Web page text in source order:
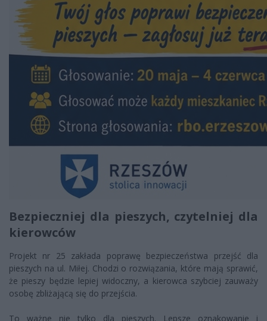
Bezpieczniej dla pieszych, czytelniej dla
kierowców
Projekt nr 25 zakłada poprawę bezpieczeństwa przejść dla
pieszych na ul. Miłej. Chodzi o rozwiązania, które mają sprawić,
że pieszy będzie lepiej widoczny, a kierowca szybciej zauważy
osobę zbliżającą się do przejścia.
To ważne nie tylko dla pieszych. Lepsze oznakowanie i